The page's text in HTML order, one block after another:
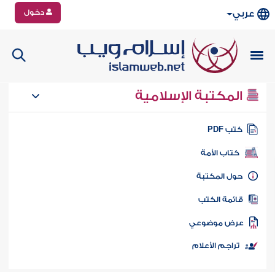
عربي دخول
المكتبة الإسلامية
كتب PDF
كتاب الأمة
المكتبة
الكتب
موضوعي